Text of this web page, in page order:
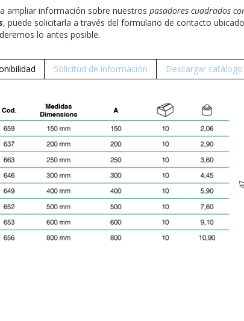
ampliar información sobre nuestros pasadores cuadrados
, puede solicitarla a través del formulario de contacto
lo antes posible.
Solicitud de información Descargar catálogo